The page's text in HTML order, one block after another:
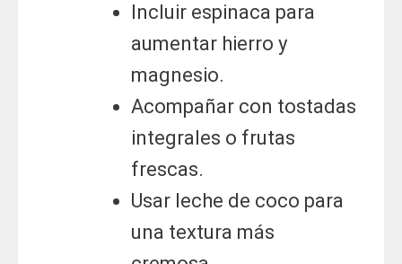
Incluir espinaca para
aumentar hierro y
magnesio.
Acompañar con tostadas
integrales o frutas
frescas.
Usar leche de coco para
una textura más